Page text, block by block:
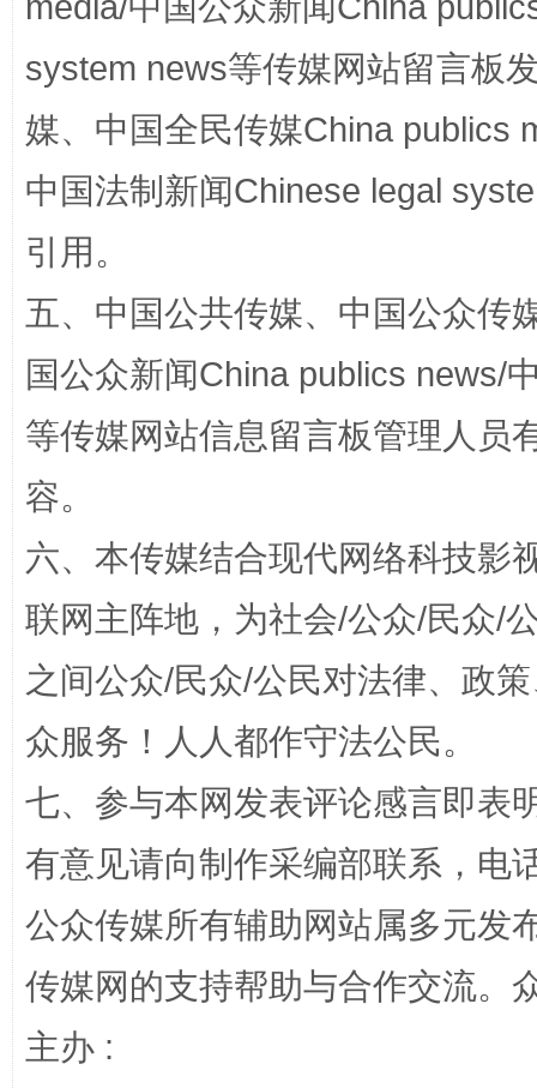
漫山遍野的桃花与雪山、麦地、白藏房 除
招工难、用工荒背后
网上购药对药下症？
system news等传媒网站留言板
媒、中国全民传媒China publics
中国法制新闻Chinese legal
引用。
五、中国公共传媒、中国公众传
国公众新闻China publics news/
等传媒网站信息留言板管理人员
容。
六、本传媒结合现代网络科技影
联网主阵地，为社会/公众/民众/
之间公众/民众/公民对法律、政
众服务！人人都作守法公民。
七、参与本网发表评论感言即表
有意见请向制作采编部联系，电
公众传媒所有辅助网站属多元发
传媒网的支持帮助与合作交流。
主办 :